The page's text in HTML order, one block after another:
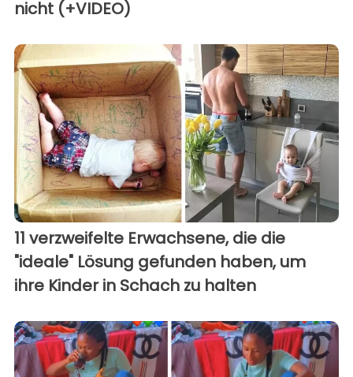
nicht (+VIDEO)
11 verzweifelte Erwachsene, die die
"ideale" Lösung gefunden haben, um
ihre Kinder in Schach zu halten